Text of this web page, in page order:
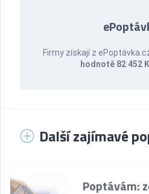
Firmy získají z
hodnotě 82 452
Další zajímavé
Poptávám: